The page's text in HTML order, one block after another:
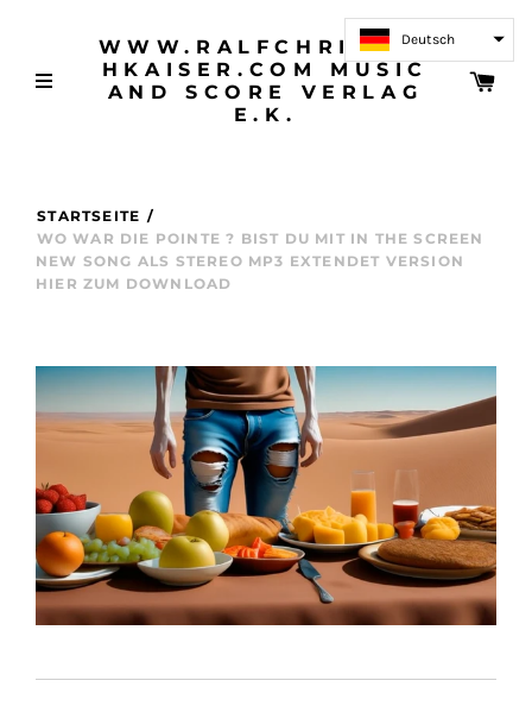
WWW.RALFCHRISTOP
HKAISER.COM MUSIC
AND SCORE VERLAG
E.K.
STARTSEITE /
WO WAR DIE POINTE ? BIST DU MIT IN THE SCREEN
NEW SONG ALS STEREO MP3 EXTENDET VERSION
HIER ZUM DOWNLOAD
Deutsch